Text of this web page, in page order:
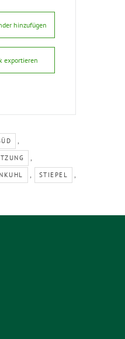
hinzufügen
exportieren
,
,
, STIEPEL ,